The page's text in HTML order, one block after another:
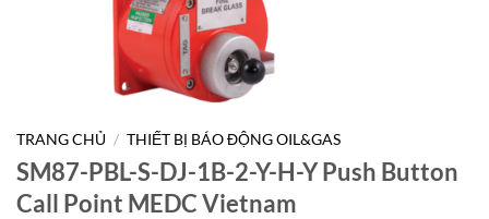
TRANG CHỦ / THIẾT BỊ BÁO ĐỘNG OIL&GAS
SM87-PBL-S-DJ-1B-2-Y-H-Y Push Button
Call Point MEDC Vietnam